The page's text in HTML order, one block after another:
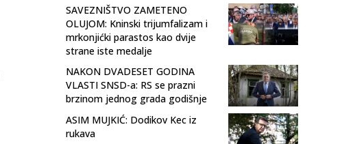
SAVEZNIŠTVO ZAMETENO
OLUJOM: Kninski trijumfalizam i
mrkonjićki parastos kao dvije
strane iste medalje
NAKON DVADESET GODINA
VLASTI SNSD-a: RS se prazni
brzinom jednog grada godišnje
ASIM MUJKIĆ: Dodikov Kec iz
rukava